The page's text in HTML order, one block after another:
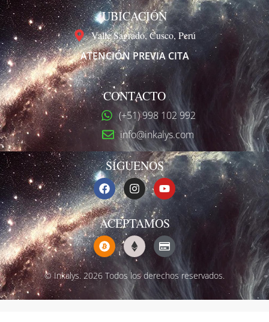
UBICACIÓN
Valle Sagrado, Cusco, Perú
ATENCIÓN PREVIA CITA
CONTACTO
(+51) 998 102 992
info@inkalys.com
SÍGUENOS
ACEPTAMOS
© Inkalys. 2026 Todos los derechos reservados.